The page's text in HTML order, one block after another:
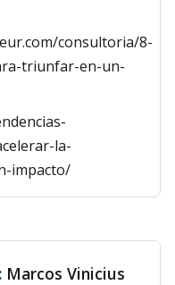
consultoria/8-
triunfar-en-un-
la-
impacto/
Marcos Vinicius